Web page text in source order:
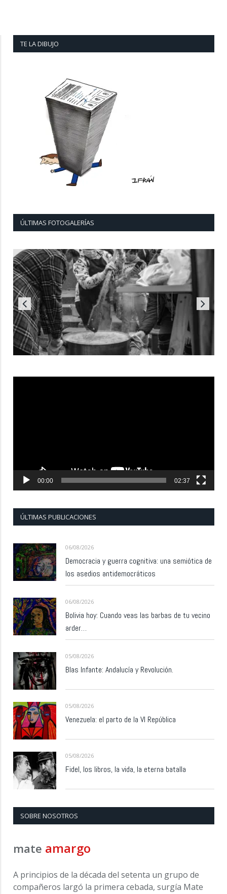
TE LA DIBUJO
ÚLTIMAS FOTOGALERÍAS
00:00 02:37
ÚLTIMAS PUBLICACIONES
06/08/2026
Democracia y guerra cognitiva: una semiótica de
los asedios antidemocráticos
06/08/2026
Bolivia hoy: Cuando veas las barbas de tu vecino
arder…
05/08/2026
Blas Infante: Andalucía y Revolución.
05/08/2026
Venezuela: el parto de la VI República
05/08/2026
Fidel, los libros, la vida, la eterna batalla
SOBRE NOSOTROS
mate amargo
A principios de la década del setenta un grupo de
compañeros largó la primera cebada, surgía Mate